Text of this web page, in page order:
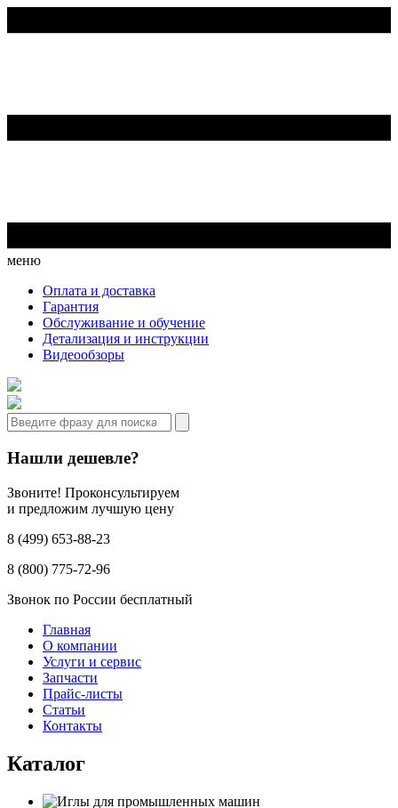
меню
Оплата и доставка
Гарантия
Обслуживание и обучение
Детализация и инструкции
Видеообзоры
Нашли дешевле?
Звоните! Проконсультируем
и предложим лучшую цену
8 (499) 653-88-23
8 (800) 775-72-96
Звонок по России бесплатный
Главная
О компании
Услуги и сервис
Запчасти
Прайс-листы
Статьи
Контакты
Каталог